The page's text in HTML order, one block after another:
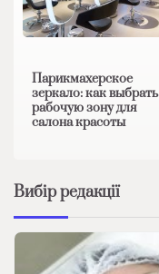
Парикмахерское
зеркало: как выбрать
рабочую зону для
салона красоты
Вибір редакції